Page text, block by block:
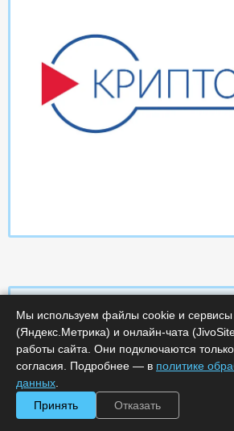
Характеристики
Код :
0000-366486
Обработка заказа :
Мы используем файлы cookie и сервисы
(Яндекс.Метрика) и онлайн-чата
работы сайта. Они подключаются
согласия. Подробнее — в политике
данных
Принять
Отказать